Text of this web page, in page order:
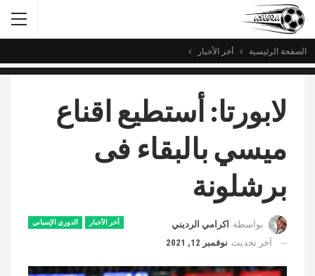
الصفحة الرئيسية أخر الأخبار
لابورتا: أستطيع اقناع
ميسي بالبقاء فى
برشلونة
أخر الأخبار الدوري الإسباني بواسطة اكرامي الرديني
آخر تحديث نوفمبر 12, 2021